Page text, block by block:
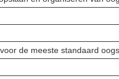
de meeste standaard